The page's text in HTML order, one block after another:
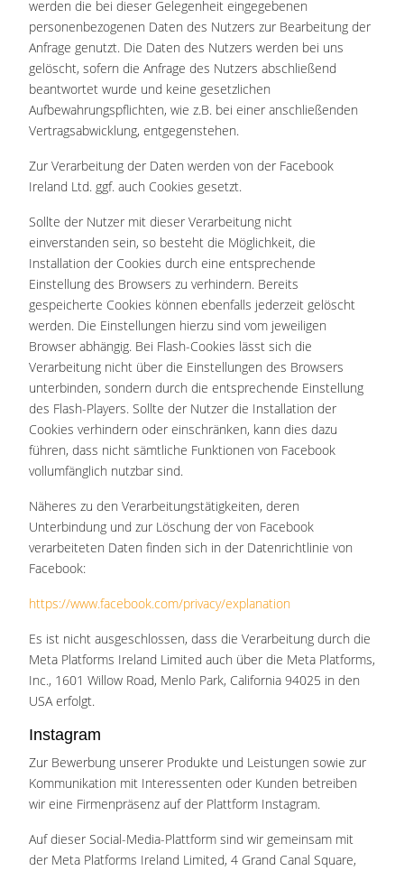
werden die bei dieser Gelegenheit eingegebenen
personenbezogenen Daten des Nutzers zur Bearbeitung der
Anfrage genutzt. Die Daten des Nutzers werden bei uns
gelöscht, sofern die Anfrage des Nutzers abschließend
beantwortet wurde und keine gesetzlichen
Aufbewahrungspflichten, wie z.B. bei einer anschließenden
Vertragsabwicklung, entgegenstehen.
Zur Verarbeitung der Daten werden von der Facebook
Ireland Ltd. ggf. auch Cookies gesetzt.
Sollte der Nutzer mit dieser Verarbeitung nicht
einverstanden sein, so besteht die Möglichkeit, die
Installation der Cookies durch eine entsprechende
Einstellung des Browsers zu verhindern. Bereits
gespeicherte Cookies können ebenfalls jederzeit gelöscht
werden. Die Einstellungen hierzu sind vom jeweiligen
Browser abhängig. Bei Flash-Cookies lässt sich die
Verarbeitung nicht über die Einstellungen des Browsers
unterbinden, sondern durch die entsprechende Einstellung
des Flash-Players. Sollte der Nutzer die Installation der
Cookies verhindern oder einschränken, kann dies dazu
führen, dass nicht sämtliche Funktionen von Facebook
vollumfänglich nutzbar sind.
Näheres zu den Verarbeitungstätigkeiten, deren
Unterbindung und zur Löschung der von Facebook
verarbeiteten Daten finden sich in der Datenrichtlinie von
Facebook:
https://www.facebook.com/privacy/explanation
Es ist nicht ausgeschlossen, dass die Verarbeitung durch die
Meta Platforms Ireland Limited auch über die Meta Platforms,
Inc., 1601 Willow Road, Menlo Park, California 94025 in den
USA erfolgt.
Instagram
Zur Bewerbung unserer Produkte und Leistungen sowie zur
Kommunikation mit Interessenten oder Kunden betreiben
wir eine Firmenpräsenz auf der Plattform Instagram.
Auf dieser Social-Media-Plattform sind wir gemeinsam mit
der Meta Platforms Ireland Limited, 4 Grand Canal Square,